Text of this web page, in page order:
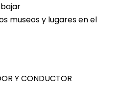
museos y lugares en el
Y CONDUCTOR